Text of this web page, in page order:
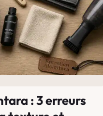
: 3 erreurs